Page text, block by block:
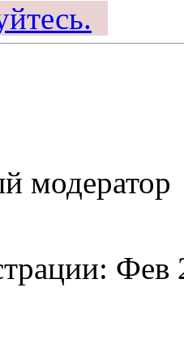
модератор
Фев